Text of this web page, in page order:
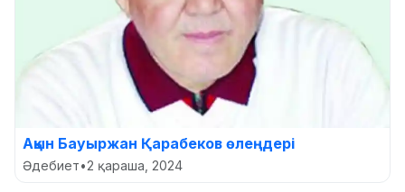
Ақын Бауыржан Қарабеков өлеңдері
Әдебиет•2 қараша, 2024